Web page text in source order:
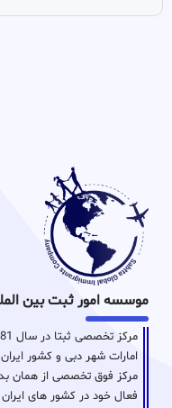
موسسه امور ثبت بین المللی
امارات شهر دبی و کشور
مرکز فوق تخصصی از همان
فعال خود در کشور های ایران